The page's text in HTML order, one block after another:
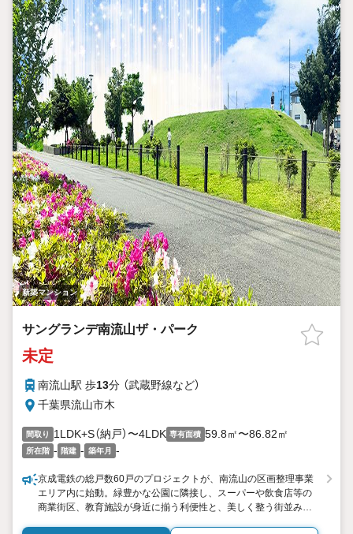
新築マンション
サングランデ南流山ザ・パーク
未定
南流山駅 歩13分 （武蔵野線など）
千葉県流山市木
間取り 1LDK+S（納戸）〜4LDK 専有面積 59.8㎡〜86.82㎡
所在階 - 階建 - 築年月 -
京成電鉄の総戸数60戸のプロジェクトが、南流山の区画整理事業
エリア内に始動。緑豊かな公園に隣接し、スーパーや飲食店等の
商業街区、教育施設が身近に揃う利便性と、美しく整う街並みが